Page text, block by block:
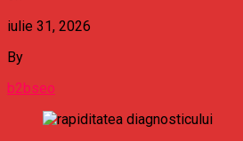
iulie 31, 2026
By
b2bseo